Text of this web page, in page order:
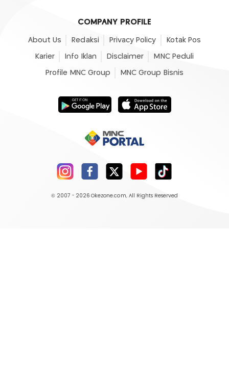
COMPANY PROFILE
About Us Redaksi Privacy Policy Kotak Pos
Karier Info Iklan Disclaimer MNC Peduli
Profile MNC Group MNC Group Bisnis
© 2007 - 2026 Okezone.com, All Rights Reserved